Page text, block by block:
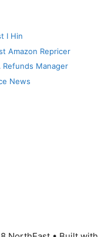
I Hin
Amazon Repricer
Refunds Manager
News